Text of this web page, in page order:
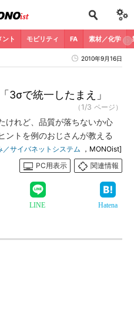
ント モビリティ FA 素材／化学
2010年9月16日
3σで統一したまえ」
（1/3 ページ）
けれど、品質が落ちないか心
ントを例のおじさんが教える
／サイバネットシステム ，MONOist]
PC用表示
関連情報
LINE Hatena